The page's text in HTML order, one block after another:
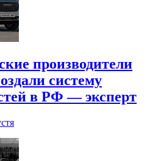
производители
систему
в РФ — эксперт